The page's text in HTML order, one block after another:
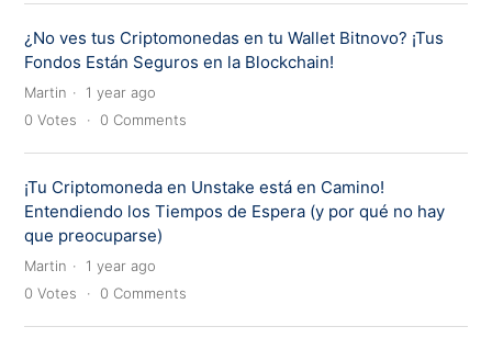
¿No ves tus Criptomonedas en tu Wallet Bitnovo? ¡Tus
Fondos Están Seguros en la Blockchain!
Martin
1 year ago
0 Votes 0 Comments
¡Tu Criptomoneda en Unstake está en Camino!
Entendiendo los Tiempos de Espera (y por qué no hay
que preocuparse)
Martin
1 year ago
0 Votes 0 Comments